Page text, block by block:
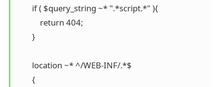
        if ( $query_string ~* ".*script.*" ){
            return 404;
        }
        location ~* ^/WEB-INF/.*$
        {